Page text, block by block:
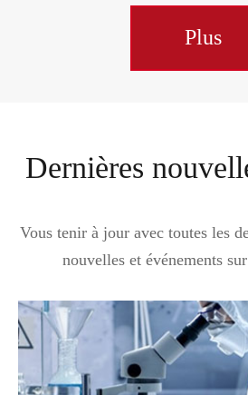
Plus
Dernières
Vous tenir à jour avec toutes les
nouvelles et événements